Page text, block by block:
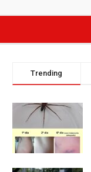
Trending